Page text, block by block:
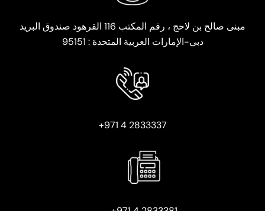
مبنى صالح بن لاحج ، رقم المكتب 116 القرهود صندوق البريد
دبي-الإمارات العربية المتحدة : 95151
2833337 4 971+